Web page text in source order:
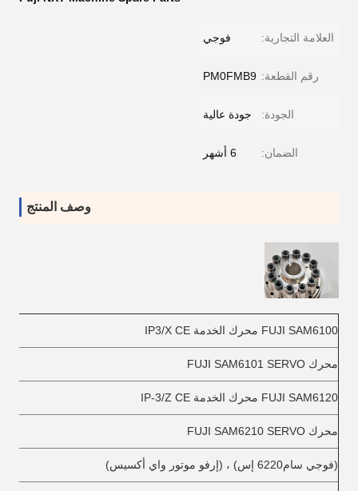
العلامة التجارية: فوجي
رقم القطعة: PM0FMB9
الجودة: جودة عالية
الضمان: 6 أشهر
وصف المنتج
FUJI SAM6100 محرك الخدمة IP3/X CE
محرك FUJI SAM6101 SERVO
FUJI SAM6120 محرك الخدمة IP-3/Z CE
محرك FUJI SAM6210 SERVO
(فوجي سام6220 إس) ، (إرفو موتور واي أكسيس)